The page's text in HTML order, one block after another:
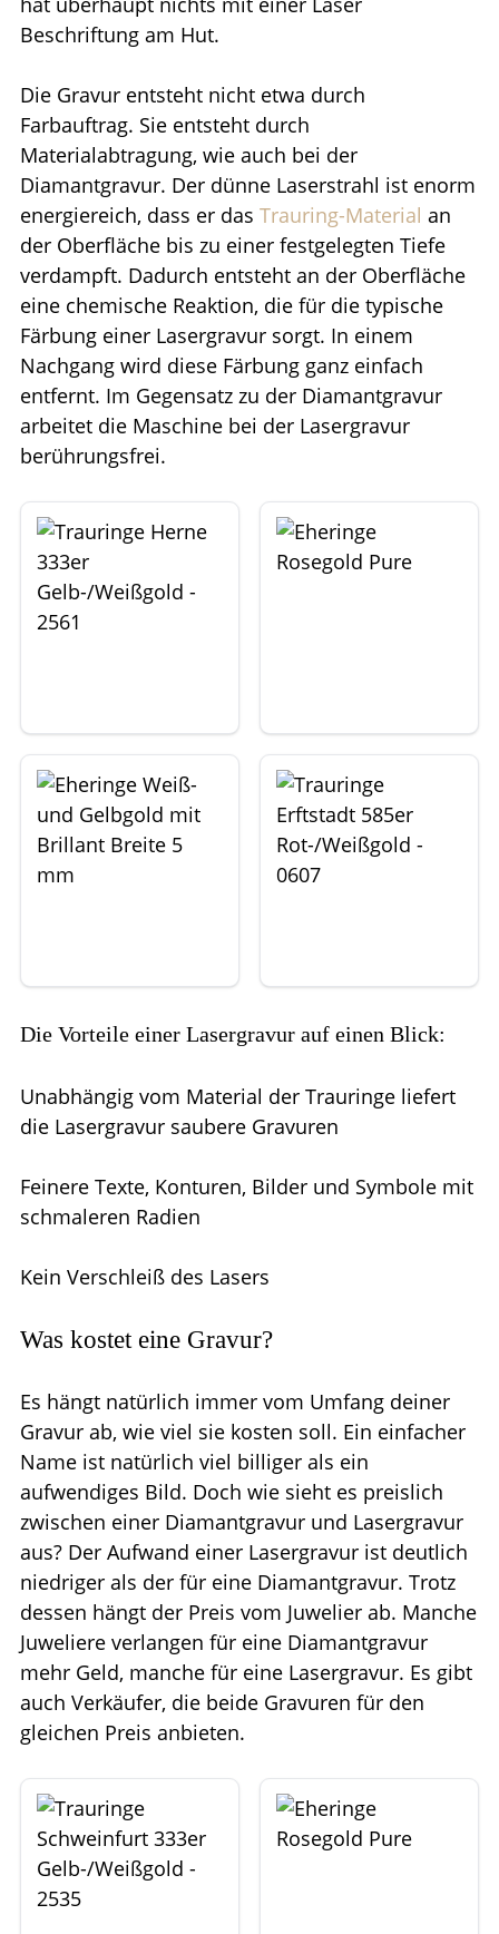
Beschriftung am Hut.
Die Gravur entsteht nicht etwa durch
Farbauftrag. Sie entsteht durch
Materialabtragung, wie auch bei der
Diamantgravur. Der dünne Laserstrahl ist enorm
energiereich, dass er das Trauring-Material an
der Oberfläche bis zu einer festgelegten Tiefe
verdampft. Dadurch entsteht an der Oberfläche
eine chemische Reaktion, die für die typische
Färbung einer Lasergravur sorgt. In einem
Nachgang wird diese Färbung ganz einfach
entfernt. Im Gegensatz zu der Diamantgravur
arbeitet die Maschine bei der Lasergravur
berührungsfrei.
Die Vorteile einer Lasergravur auf einen Blick:
Unabhängig vom Material der Trauringe liefert
die Lasergravur saubere Gravuren
Feinere Texte, Konturen, Bilder und Symbole mit
schmaleren Radien
Kein Verschleiß des Lasers
Was kostet eine Gravur?
Es hängt natürlich immer vom Umfang deiner
Gravur ab, wie viel sie kosten soll. Ein einfacher
Name ist natürlich viel billiger als ein
aufwendiges Bild. Doch wie sieht es preislich
zwischen einer Diamantgravur und Lasergravur
aus? Der Aufwand einer Lasergravur ist deutlich
niedriger als der für eine Diamantgravur. Trotz
dessen hängt der Preis vom Juwelier ab. Manche
Juweliere verlangen für eine Diamantgravur
mehr Geld, manche für eine Lasergravur. Es gibt
auch Verkäufer, die beide Gravuren für den
gleichen Preis anbieten.